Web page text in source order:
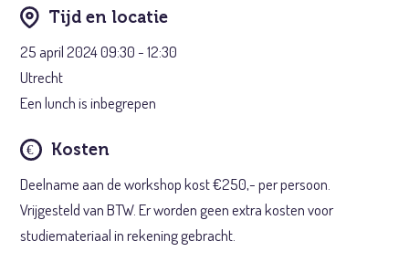
Tijd en locatie
25 april 2024 09:30 - 12:30
Utrecht
Een lunch is inbegrepen
Kosten
Deelname aan de workshop kost €250,- per persoon.
Vrijgesteld van BTW. Er worden geen extra kosten voor
studiemateriaal in rekening gebracht.